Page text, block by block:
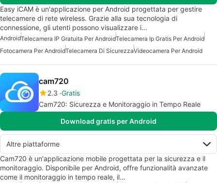
Easy iCAM è un'applicazione per Android progettata per gestire
telecamere di rete wireless. Grazie alla sua tecnologia di
connessione, gli utenti possono visualizzare i…
AndroidTelecamera IP Gratuita Per AndroidTelecamera Ip Gratis Per Android
Fotocamera Per AndroidTelecamera Di SicurezzaVideocamera Per Android
cam720
2.3 Gratis
Cam720: Sicurezza e Monitoraggio in Tempo Reale
Download gratis per Android
Altre piattaforme
Cam720 è un'applicazione mobile progettata per la sicurezza e il
monitoraggio. Disponibile per Android, offre funzionalità avanzate
come il monitoraggio in tempo reale, il…